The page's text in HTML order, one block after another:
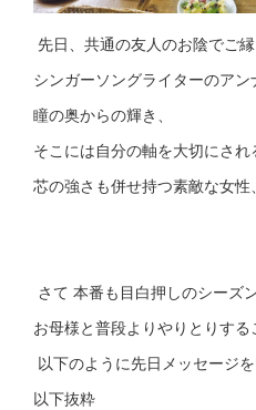
先日、共通の友人のお陰でご
シンガーソングライターのアン
瞳の奥からの輝き、
そこには自分の軸を大切にされ
芯の強さも併せ持つ素敵な女性
さて 本番も目白押しのシーズ
お母様と普段よりやりとりする
以下のように先日メッセージ
以下抜粋